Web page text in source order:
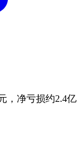
，净亏损约2.4亿